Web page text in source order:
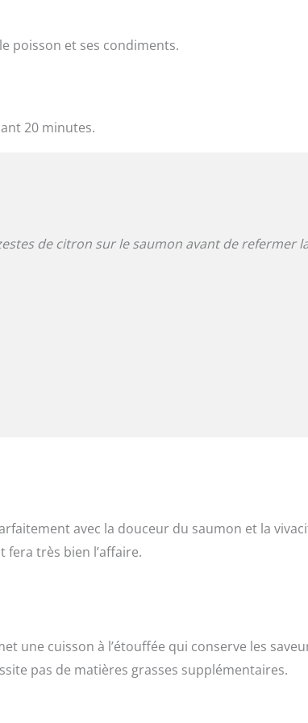
poisson et ses condiments.
20 minutes.
de citron sur le saumon avant de refermer
avec la douceur du saumon et la
très bien l’affaire.
une cuisson à l’étouffée qui conserve les
pas de matières grasses supplémentaires.